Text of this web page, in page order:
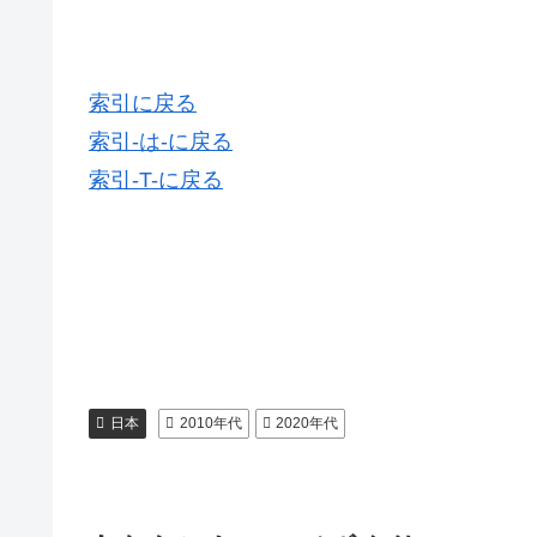
索引に戻る
索引-は-に戻る
索引-T-に戻る
日本 2010年代 2020年代